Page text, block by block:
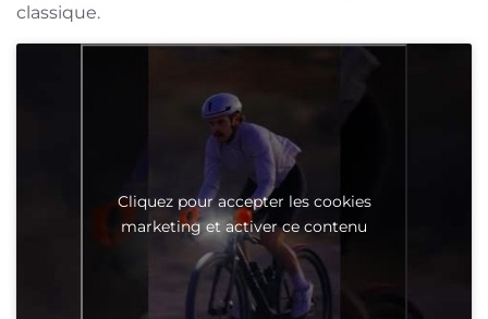
classique.
Cliquez pour accepter les cookies
marketing et activer ce contenu